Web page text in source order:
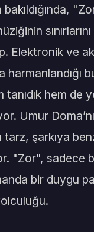
Elektronik ve
tanıdık hem de
Umur
tarz, şarkıya
"Zor", sadece
bir duygu